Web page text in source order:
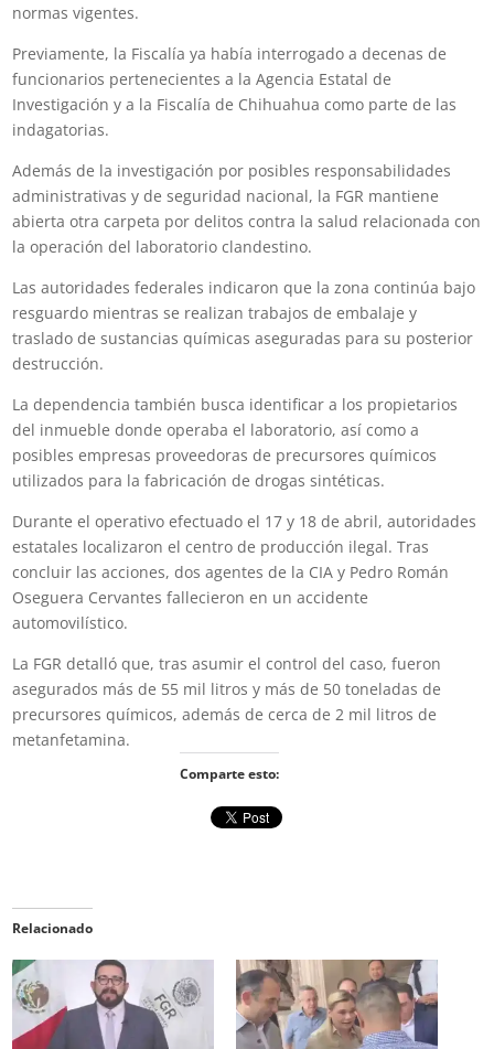
normas vigentes.
Previamente, la Fiscalía ya había interrogado a decenas de
funcionarios pertenecientes a la Agencia Estatal de
Investigación y a la Fiscalía de Chihuahua como parte de las
indagatorias.
Además de la investigación por posibles responsabilidades
administrativas y de seguridad nacional, la FGR mantiene
abierta otra carpeta por delitos contra la salud relacionada con
la operación del laboratorio clandestino.
Las autoridades federales indicaron que la zona continúa bajo
resguardo mientras se realizan trabajos de embalaje y
traslado de sustancias químicas aseguradas para su posterior
destrucción.
La dependencia también busca identificar a los propietarios
del inmueble donde operaba el laboratorio, así como a
posibles empresas proveedoras de precursores químicos
utilizados para la fabricación de drogas sintéticas.
Durante el operativo efectuado el 17 y 18 de abril, autoridades
estatales localizaron el centro de producción ilegal. Tras
concluir las acciones, dos agentes de la CIA y Pedro Román
Oseguera Cervantes fallecieron en un accidente
automovilístico.
La FGR detalló que, tras asumir el control del caso, fueron
asegurados más de 55 mil litros y más de 50 toneladas de
precursores químicos, además de cerca de 2 mil litros de
metanfetamina.
Comparte esto:
Relacionado